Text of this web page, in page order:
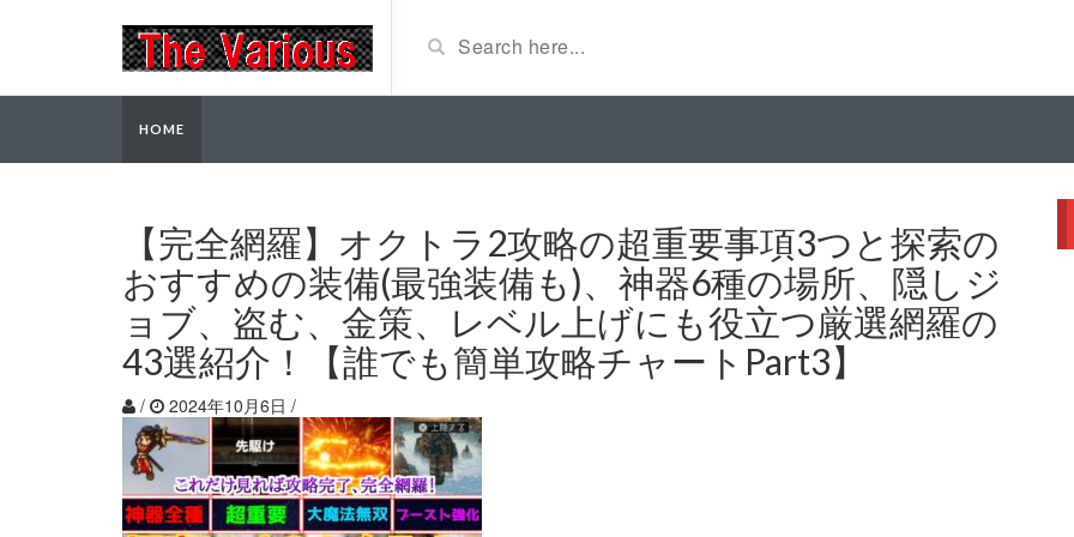
HOME
【完全網羅】オクトラ2攻略の超重要事項3つと探索の
おすすめの装備(最強装備も)、神器6種の場所、隠しジ
ョブ、盗む、金策、レベル上げにも役立つ厳選網羅の
43選紹介！【誰でも簡単攻略チャートPart3】
/ 2024年10月6日 /